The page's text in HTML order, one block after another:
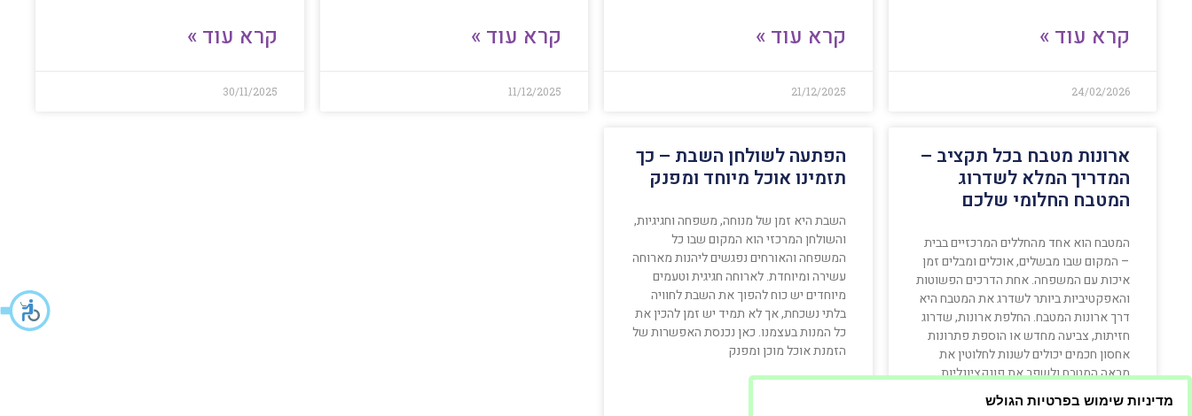
קרא עוד »
24/02/2026
קרא עוד »
21/12/2025
קרא עוד »
11/12/2025
קרא עוד »
30/11/2025
ארונות מטבח בכל תקציב –
המדריך המלא לשדרוג
המטבח החלומי שלכם
המטבח הוא אחד מהחללים המרכזיים בבית
– המקום שבו מבשלים, אוכלים ומבלים זמן
איכות עם המשפחה. אחת הדרכים הפשוטות
והאפקטיביות ביותר לשדרג את המטבח היא
דרך ארונות המטבח. החלפת ארונות, שדרוג
חזיתות, צביעה מחדש או הוספת פתרונות
אחסון חכמים יכולים לשנות לחלוטין את
מראה המטבח ולשפר את פונקציונליות
הפתעה לשולחן השבת – כך
תזמינו אוכל מיוחד ומפנק
השבת היא זמן של מנוחה, משפחה וחגיגיות,
והשולחן המרכזי הוא המקום שבו כל
המשפחה והאורחים נפגשים ליהנות מארוחה
עשירה ומיוחדת. לארוחה חגיגית וטעמים
מיוחדים יש כוח להפוך את השבת לחוויה
בלתי נשכחת, אך לא תמיד יש זמן להכין את
כל המנות בעצמנו. כאן נכנסת האפשרות של
הזמנת אוכל מוכן ומפנק
מדיניות שימוש בפרטיות הגולש